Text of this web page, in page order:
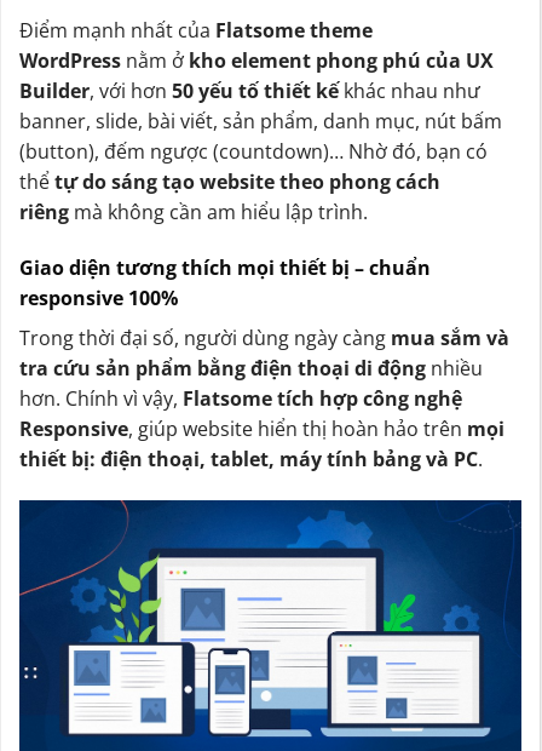
Điểm mạnh nhất của Flatsome theme
WordPress nằm ở kho element phong phú của UX
Builder, với hơn 50 yếu tố thiết kếkhác nhau như
banner, slide, bài viết, sản phẩm, danh mục, nút bấm
(button), đếm ngược (countdown)… Nhờ đó, bạn có
thểtự do sáng tạo website theo phong cách
riêng mà không cần am hiểu lập trình.
Giao diện tương thích mọi thiết bị – chuẩn
responsive 100%
Trong thời đại số, người dùng ngày càng mua sắm và
tra cứu sản phẩm bằng điện thoại di động nhiều
hơn. Chính vì vậy, Flatsome tích hợp công nghệ
Responsive, giúp website hiển thị hoàn hảo trên mọi
thiết bị: điện thoại, tablet, máy tính bảng và PC.